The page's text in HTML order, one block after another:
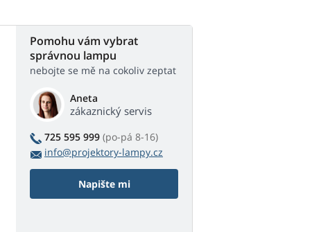
Pomohu vám vybrat
správnou lampu
nebojte se mě na cokoliv zeptat
Aneta
zákaznický servis
725 595 999 (po-pá 8-16)
info@projektory-lampy.cz
Napište mi